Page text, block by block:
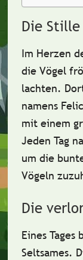
Die Stille
Im Herzen
die Vögel
lachten.
namens
mit einem
Jeden Tag
um die
Vögeln
Die
Eines
Seltsames.